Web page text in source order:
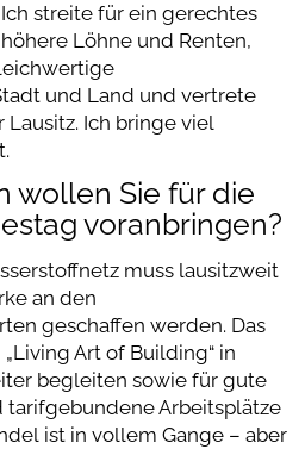
streite für ein gerechtes
Löhne und Renten,
und Land und vertrete
Ich bringe viel
wollen Sie für die
voranbringen?
muss lausitzweit
an den
geschaffen werden. Das
Art of Building“ in
begleiten sowie für gute
tarifgebundene Arbeitsplätze
ist in vollem Gange – aber